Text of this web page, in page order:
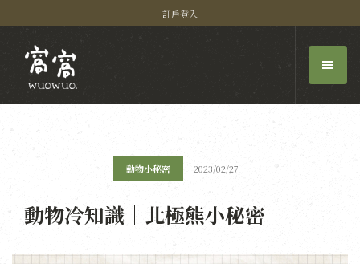
訂戶登入
動物小秘密 2023/02/27
動物冷知識｜北極熊小秘密